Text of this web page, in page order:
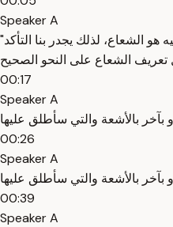
Speaker A
"إدخال الأرقام كإحداثيات هو عمل من أعمال العنف." هيرمان وييل. "إدخال الأرقام كإحداثيات هو عمل من أعمال العنف." هيرمان وييل. إن جوهر الجبر الخطي واللبنة الأساسية فيه هو الشعاع، لذلك يجدر بنا التأكد
00:17
Speaker A
00:26
Speaker A
00:39
Speaker A